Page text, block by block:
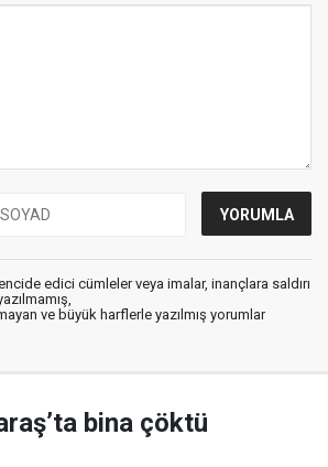
edici cümleler veya imalar, inançlara saldırı
ve büyük harflerle yazılmış yorumlar
bina çöktü